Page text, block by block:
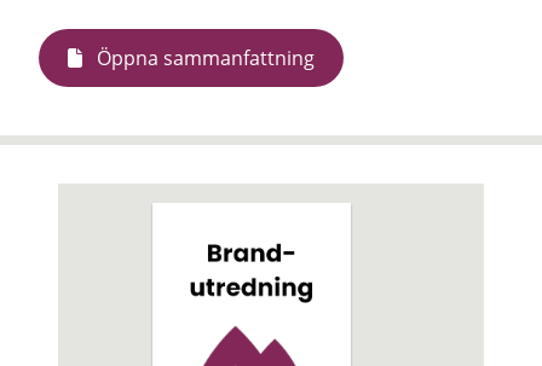
Öppna sammanfattning